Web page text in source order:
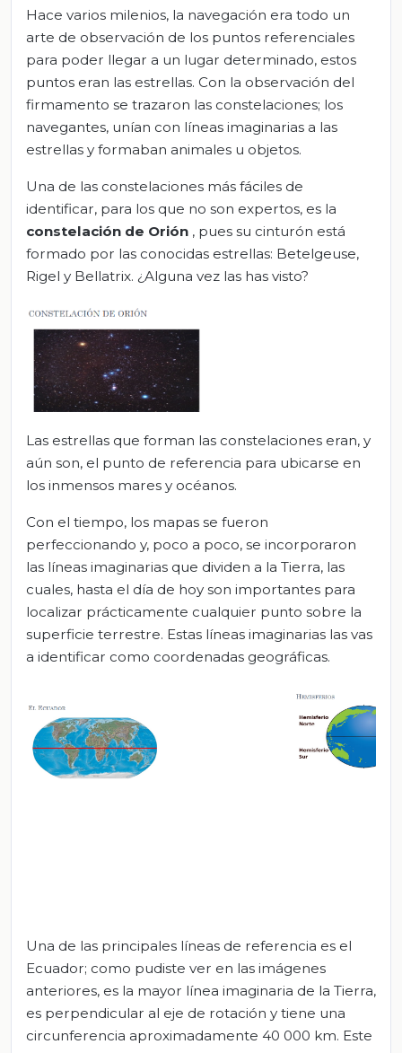
Hace varios milenios, la navegación era todo un
arte de observación de los puntos referenciales
para poder llegar a un lugar determinado, estos
puntos eran las estrellas. Con la observación del
firmamento se trazaron las constelaciones; los
navegantes, unían con líneas imaginarias a las
estrellas y formaban animales u objetos.
Una de las constelaciones más fáciles de
identificar, para los que no son expertos, es la
constelación de Orión , pues su cinturón está
formado por las conocidas estrellas: Betelgeuse,
Rigel y Bellatrix. ¿Alguna vez las has visto?
Las estrellas que forman las constelaciones eran, y
aún son, el punto de referencia para ubicarse en
los inmensos mares y océanos.
Con el tiempo, los mapas se fueron
perfeccionando y, poco a poco, se incorporaron
las líneas imaginarias que dividen a la Tierra, las
cuales, hasta el día de hoy son importantes para
localizar prácticamente cualquier punto sobre la
superficie terrestre. Estas líneas imaginarias las vas
a identificar como coordenadas geográficas.
Una de las principales líneas de referencia es el
Ecuador; como pudiste ver en las imágenes
anteriores, es la mayor línea imaginaria de la Tierra,
es perpendicular al eje de rotación y tiene una
circunferencia aproximadamente 40 000 km. Este